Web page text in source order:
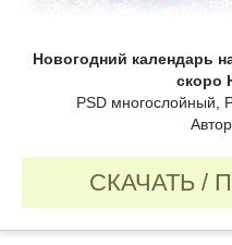
Новогодний календарь
скоро
PSD многослойный,
СКАЧАТЬ /